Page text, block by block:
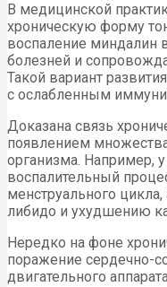
В медицинской
хроническую форму
воспаление миндалин
болезней и
Такой вариант
с ослабленным
Доказана связь
появлением
организма. Например,
воспалительный
менструального
либидо и ухудшению
Нередко на фоне
поражение сердечно-
двигательного